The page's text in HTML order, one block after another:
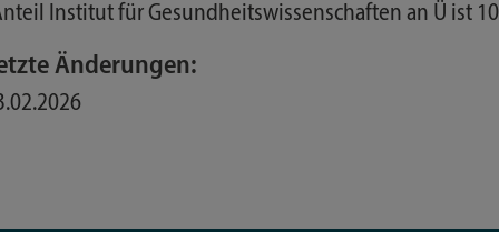
Institut für Gesundheitswissenschaften an Ü ist
Änderungen: